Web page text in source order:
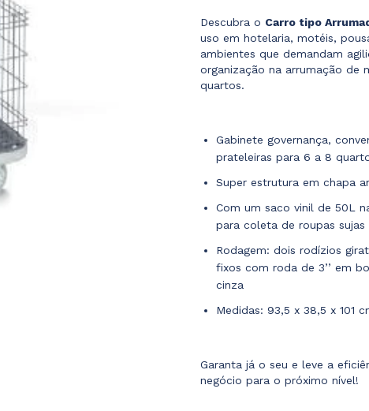
Descubra o Carro tipo
uso em hotelaria, motéis,
ambientes que demandam
organização na arrumação de
quartos.
Gabinete governança,
prateleiras para 6 a 8
Super estrutura em chapa
Com um saco vinil de 50L
para coleta de roupas sujas
Rodagem: dois rodízios
fixos com roda de 3’’ em
cinza
Medidas: 93,5 x 38,5 x 101
Garanta já o seu e leve a
negócio para o próximo nível!